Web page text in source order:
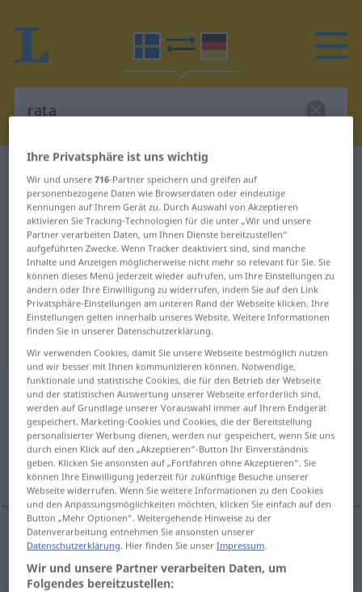
Schwedisch-Deutsch Übersetzung
für "rata"
"rata" Deutsch Übersetzung
„rata“: transitives Verb, transitives
Zeitwort
rata [˅rɑːta] v/t <1>
Übersicht aller Übersetzungen
(Für mehr Details die Übersetzung anklicken/antippen)
verwerfen
verwerfen rata
Ihre Privatsphäre ist uns wichtig
Wir und unsere716-Partner speichern und greifen auf
personenbezogene Daten wie Browserdaten oder eindeutige
Kennungen auf Ihrem Gerät zu. Durch Auswahl von Akzeptieren
aktivieren Sie Tracking-Technologien für die unter „Wir und unsere
Partner verarbeiten Daten, um Ihnen Dienste bereitzustellen“
aufgeführten Zwecke. Wenn Tracker deaktiviert sind, sind manche
Inhalte und Anzeigen möglicherweise nicht mehr so relevant für Sie. Sie
können dieses Menü jederzeit wieder aufrufen, um Ihre Einstellungen zu
ändern oder Ihre Einwilligung zu widerrufen, indem Sie auf den Link
Privatsphäre-Einstellungen am unteren Rand der Webseite klicken. Ihre
Einstellungen gelten innerhalb unseres Website. Weitere Informationen
finden Sie in unserer Datenschutzerklärung.
Wir verwenden Cookies, damit Sie unsere Webseite bestmöglich nutzen
und wir besser mit Ihnen kommunizieren können. Notwendige,
funktionale und statistische Cookies, die für den Betrieb der Webseite
und der statistischen Auswertung unserer Webseite erforderlich sind,
werden auf Grundlage unserer Vorauswahl immer auf Ihrem Endgerät
gespeichert. Marketing-Cookies und Cookies, die der Bereitstellung
personalisierter Werbung dienen, werden nur gespeichert, wenn Sie uns
durch einen Klick auf den „Akzeptieren“-Button Ihr Einverständnis
geben. Klicken Sie ansonsten auf „Fortfahren ohne Akzeptieren“. Sie
können Ihre Einwilligung jederzeit für zukünftige Besuche unserer
Webseite widerrufen. Wenn Sie weitere Informationen zu den Cookies
und den Anpassungsmöglichkeiten möchten, klicken Sie einfach auf den
Button „Mehr Optionen“. Weitergehende Hinweise zu der
Datenverarbeitung entnehmen Sie ansonsten unserer
Datenschutzerklärung. Hier finden Sie unserImpressum.
Wir und unsere Partner verarbeiten Daten, um
Folgendes bereitzustellen: